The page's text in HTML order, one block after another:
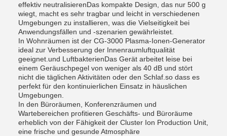
effektiv neutralisierenDas kompakte Design, das nur 500 g
wiegt, macht es sehr tragbar und leicht in verschiedenen
Umgebungen zu installieren, was die Vielseitigkeit bei
Anwendungsfällen und -szenarien gewährleistet.
In Wohnräumen ist der CG-3000 Plasma-Ionen-Generator
ideal zur Verbesserung der Innenraumluftqualität
geeignet.und LuftbakterienDas Gerät arbeitet leise bei
einem Geräuschpegel von weniger als 40 dB und stört
nicht die täglichen Aktivitäten oder den Schlaf.so dass es
perfekt für den kontinuierlichen Einsatz in häuslichen
Umgebungen.
In den Büroräumen, Konferenzräumen und
Wartebereichen profitieren Geschäfts- und Büroräume
erheblich von der Fähigkeit der Cluster Ion Production Unit,
eine frische und gesunde Atmosphäre